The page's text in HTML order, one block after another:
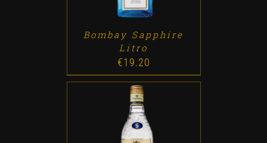
Bombay Sapphire
Litro
€19.20